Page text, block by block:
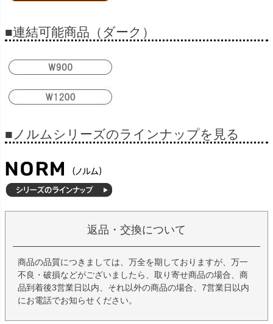
■連結可能商品（ダーク）
■ノルムシリーズのラインナップを見る
返品・交換について
商品の品質につきましては、万全を期しておりますが、万一
不良・破損などがございましたら、取り寄せ商品の場合、商
品到着後3営業日以内、それ以外の商品の場合、7営業日以内
にお電話でお知らせください。